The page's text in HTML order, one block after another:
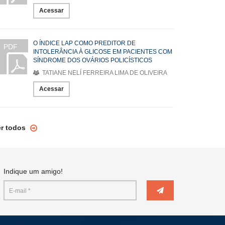
Acessar
PDF
O ÍNDICE LAP COMO PREDITOR DE
INTOLERÂNCIA À GLICOSE EM PACIENTES COM
SÍNDROME DOS OVÁRIOS POLICÍSTICOS
TATIANE NELÍ FERREIRA LIMA DE OLIVEIRA
Acessar
todos
Indique um amigo!